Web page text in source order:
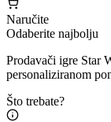
Naručite
Odaberite najbolju
Prodavači igre Star
personaliziranom
Što trebate?